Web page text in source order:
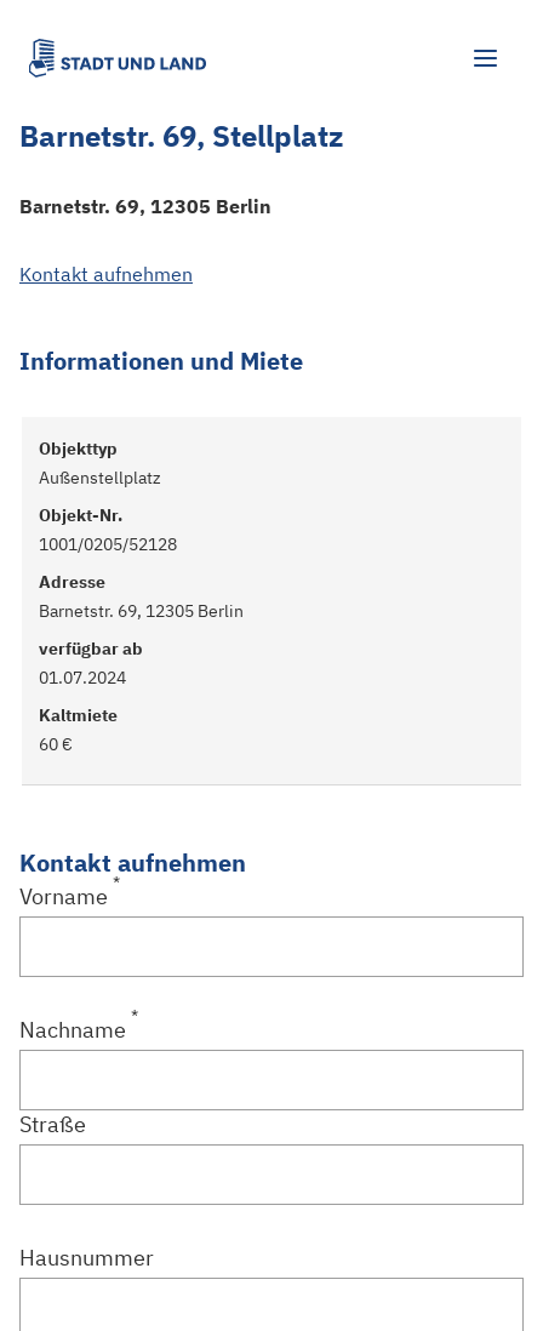
Barnetstr. 69, Stellplatz
Barnetstr. 69, 12305 Berlin
Kontakt aufnehmen
Informationen und Miete
Objekttyp
Außenstellplatz
Objekt-Nr.
1001/0205/52128
Adresse
Barnetstr. 69, 12305 Berlin
verfügbar ab
01.07.2024
Kaltmiete
60 €
Kontakt aufnehmen
Vorname *
Nachname *
Straße
Hausnummer